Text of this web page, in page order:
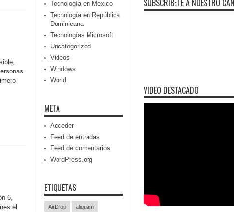
6,
el
Tecnología en Mexico
Tecnología en República
Dominicana
Tecnologías Microsoft
Uncategorized
Videos
Windows
World
META
Acceder
Feed de entradas
Feed de comentarios
WordPress.org
ETIQUETAS
AirDrop aliquam
SUBSCRIBETE A NUESTRO
VIDEO DESTACADO